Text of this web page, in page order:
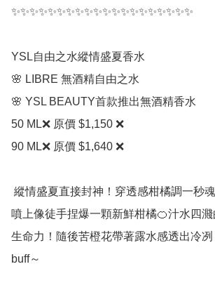
✨✨✨✨✨✨✨✨✨✨✨✨✨✨✨✨✨✨✨✨
YSL自由之水縱情盛夏香水
🌸 LIBRE 無酒精自由之水
🌸 YSL BEAUTY首款推出無酒精香水
50 ML❌ 原價 $1,150 ❌
90 ML❌ 原價 $1,640 ❌
噴上像徒手捏爆一顆新鮮柑橘🍊汁水四
生命力！隨後苦橙花帶著露水感透出冷
buff～